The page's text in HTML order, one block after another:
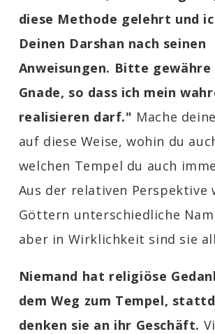
diese Methode gelehrt und
Deinen Darshan nach seinen
Anweisungen. Bitte gewähre
Gnade, so dass ich mein
realisieren darf." Mache
auf diese Weise, wohin du
welchen Tempel du auch
Aus der relativen Perspektive
Göttern unterschiedliche
aber in Wirklichkeit sind sie
Niemand hat religiöse
dem Weg zum Tempel,
denken sie an ihr Geschäft.